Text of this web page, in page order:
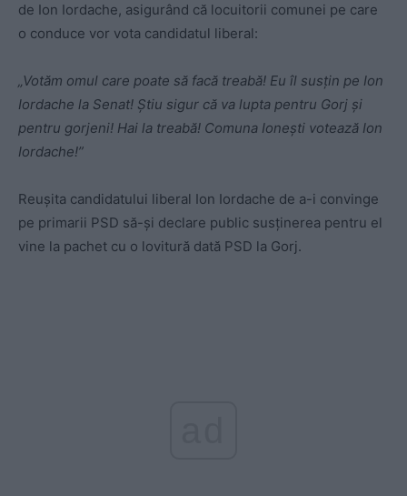
de Ion Iordache, asigurând că locuitorii comunei pe care
o conduce vor vota candidatul liberal:
„Votăm omul care poate să facă treabă! Eu îl susțin pe Ion
Iordache la Senat! Știu sigur că va lupta pentru Gorj și
pentru gorjeni! Hai la treabă! Comuna Ionești votează Ion
Iordache!”
Reușita candidatului liberal Ion Iordache de a-i convinge
pe primarii PSD să-și declare public susținerea pentru el
vine la pachet cu o lovitură dată PSD la Gorj.